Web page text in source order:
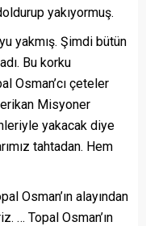
yakıyormuş.
yakmış. Şimdi bütün
Bu korku
Osman’cı çeteler
Misyoner
yakacak diye
tahtadan. Hem
Osman’ın alayından
… Topal Osman’ın